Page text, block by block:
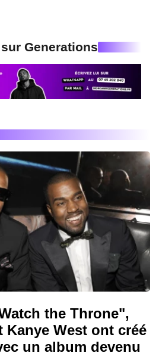
Generations
the Throne",
Kanye West ont créé
un album devenu